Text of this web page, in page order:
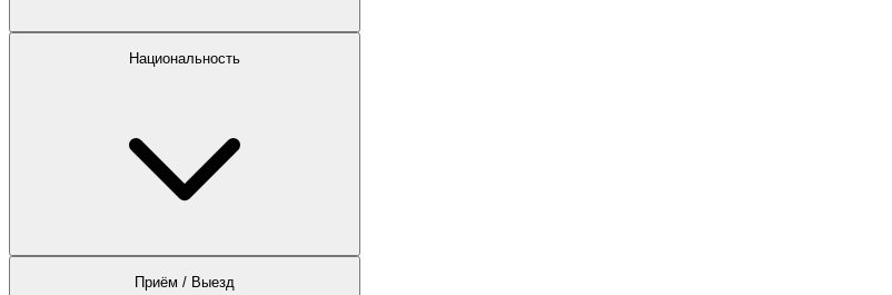
Национальность
Приём / Выезд